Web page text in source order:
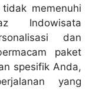
memenuhi
Indowisata
dan
paket
spesifik Anda,
yang